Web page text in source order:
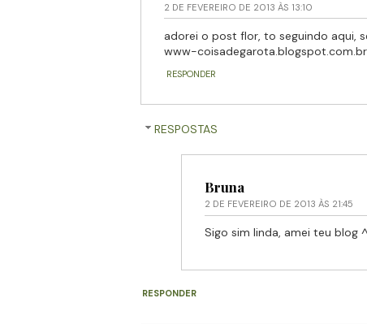
2 DE FEVEREIRO DE 2013 ÀS 13:10
adorei o post flor, to seguindo aqui,
www-
RESPONDER
RESPOSTAS
Bruna
2 DE FEVEREIRO DE 2013 ÀS 21:45
Sigo sim linda, amei teu blog
RESPONDER